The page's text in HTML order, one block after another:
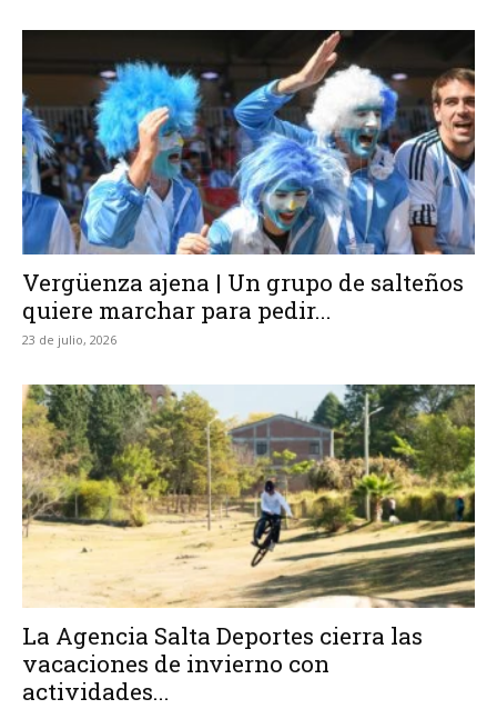
Vergüenza ajena | Un grupo de salteños
quiere marchar para pedir...
23 de julio, 2026
La Agencia Salta Deportes cierra las
vacaciones de invierno con
actividades...